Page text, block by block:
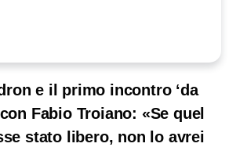
e il primo incontro ‘da
Fabio Troiano: «Se quel
stato libero, non lo avrei